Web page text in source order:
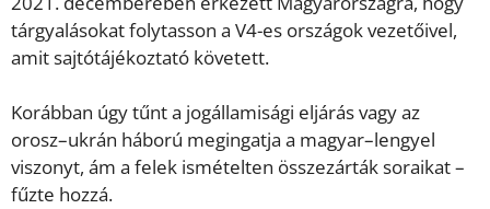
tárgyalásokat folytasson a V4-es országok vezetőivel,
amit sajtótájékoztató követett.
Korábban úgy tűnt a jogállamisági eljárás vagy az
orosz–ukrán háború megingatja a magyar–lengyel
viszonyt, ám a felek ismételten összezárták soraikat –
fűzte hozzá.